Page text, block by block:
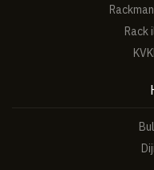
Rack